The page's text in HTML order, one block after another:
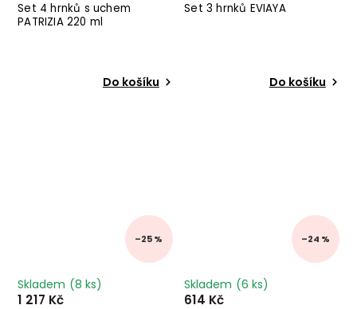
Set 4 hrnků s uchem
PATRIZIA 220 ml
Do košíku
Set 3 hrnků EVIAYA
Do košíku
–25 %
Skladem (8 ks)
1 217 Kč
–24 %
Skladem (6 ks)
614 Kč